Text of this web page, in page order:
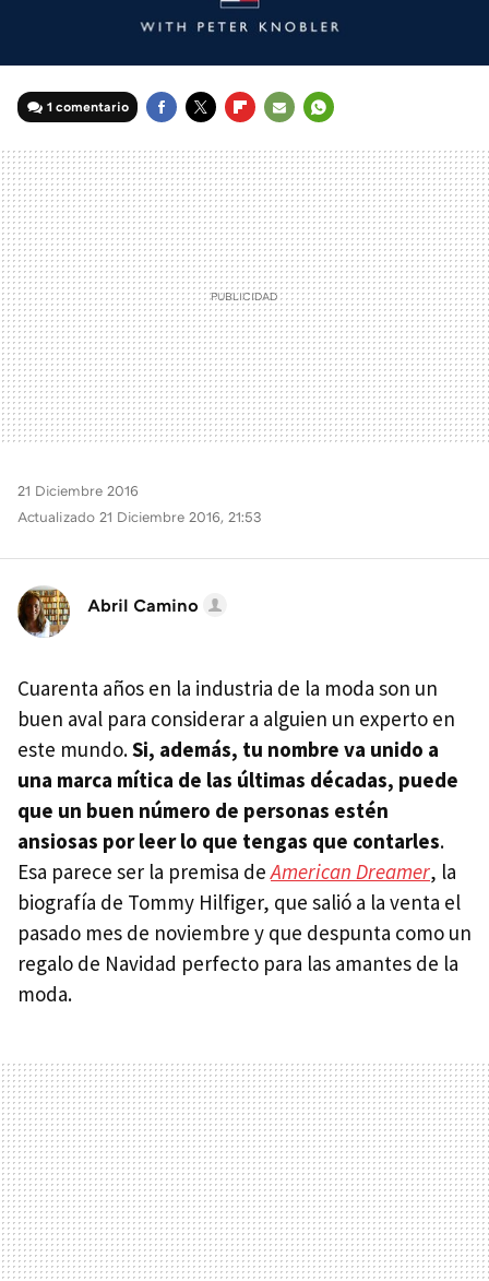
1 comentario
MAIL
21 Diciembre 2016
Actualizado 21 Diciembre 2016, 21:53
Abril Camino
Cuarenta años en la industria de la moda son un
buen aval para considerar a alguien un experto en
este mundo.Si, además, tu nombre va unido a
una marca mítica de las últimas décadas, puede
que un buen número de personas estén
ansiosas por leer lo que tengas que contarles.
Esa parece ser la premisa deAmerican Dreamer, la
biografía de Tommy Hilfiger, que salió a la venta el
pasado mes de noviembre y que despunta como un
regalo de Navidad perfecto para las amantes de la
moda.